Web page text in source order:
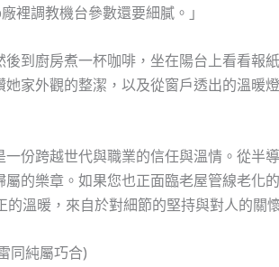
裡調教機台參數還要細膩。」
到廚房煮一杯咖啡，坐在陽台上看看報
家外觀的整潔，以及從窗戶透出的溫暖
份跨越世代與職業的信任與溫情。從半
的樂章。如果您也正面臨老屋管線老化
溫暖，來自於對細節的堅持與對人的關
同純屬巧合)